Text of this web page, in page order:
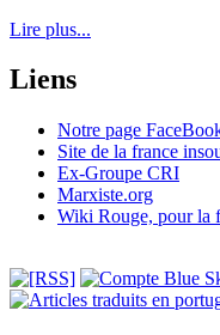
Lire plus...
Liens
Notre page
Site de la france
Ex-Groupe CRI
Marxiste.org
Wiki Rouge, pour la